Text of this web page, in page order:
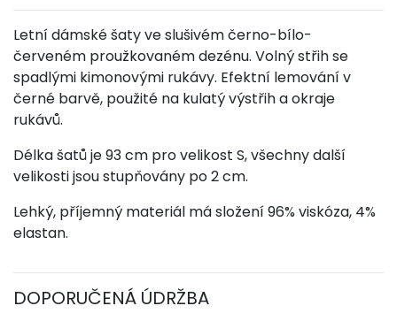
Letní dámské šaty ve slušivém černo-bílo-
červeném proužkovaném dezénu. Volný střih se
spadlými kimonovými rukávy. Efektní lemování v
černé barvě, použité na kulatý výstřih a okraje
rukávů.
Délka šatů je 93 cm pro velikost S, všechny další
velikosti jsou stupňovány po 2 cm.
Lehký, příjemný materiál má složení 96% viskóza, 4%
elastan.
DOPORUČENÁ ÚDRŽBA